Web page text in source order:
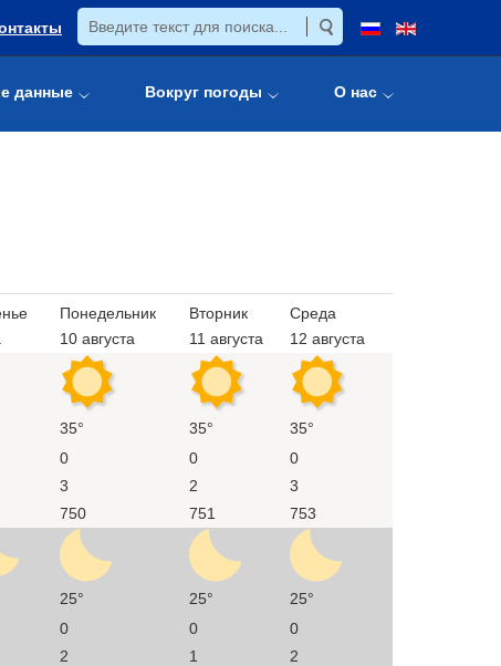
данные Вокруг погоды О нас
Понедельник
10 августа
Вторник
11 августа
Среда
12 августа
35° 35°
35°
0 0
0
3 2
3
750 751 753
25° 25°
25°
0 0
0
2 1
2